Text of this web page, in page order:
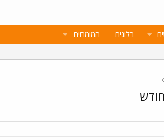
בלוגים המומחים